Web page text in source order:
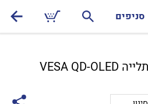
סניפים
מסך מחשב תומך תקן תלייה VESA QD-OLED